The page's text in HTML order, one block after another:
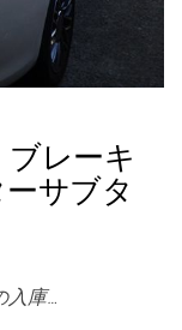
レーキ
サブタ
入庫…